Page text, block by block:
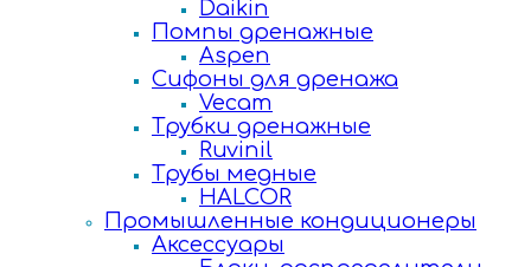
Daikin
Помпы дренажные
Aspen
Сифоны для дренажа
Vecam
Трубки дренажные
Ruvinil
Трубы медные
HALCOR
Промышленные кондиционеры
Аксессуары